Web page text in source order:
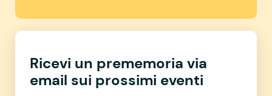
Ricevi un prememoria via
email sui prossimi eventi